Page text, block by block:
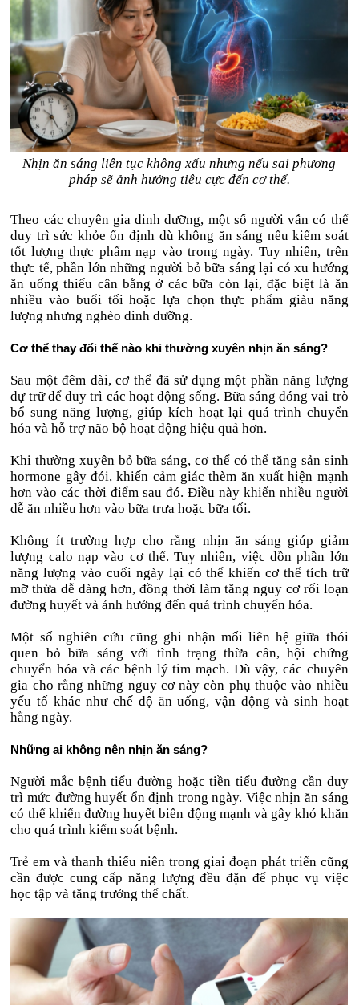
Nhịn ăn sáng liên tục không xấu nhưng nếu sai phương
pháp sẽ ảnh hưởng tiêu cực đến cơ thể.
Theo các chuyên gia dinh dưỡng, một số người vẫn có thể
duy trì sức khỏe ổn định dù không ăn sáng nếu kiểm soát
tốt lượng thực phẩm nạp vào trong ngày. Tuy nhiên, trên
thực tế, phần lớn những người bỏ bữa sáng lại có xu hướng
ăn uống thiếu cân bằng ở các bữa còn lại, đặc biệt là ăn
nhiều vào buổi tối hoặc lựa chọn thực phẩm giàu năng
lượng nhưng nghèo dinh dưỡng.
Cơ thể thay đổi thế nào khi thường xuyên nhịn ăn sáng?
Sau một đêm dài, cơ thể đã sử dụng một phần năng lượng
dự trữ để duy trì các hoạt động sống. Bữa sáng đóng vai trò
bổ sung năng lượng, giúp kích hoạt lại quá trình chuyển
hóa và hỗ trợ não bộ hoạt động hiệu quả hơn.
Khi thường xuyên bỏ bữa sáng, cơ thể có thể tăng sản sinh
hormone gây đói, khiến cảm giác thèm ăn xuất hiện mạnh
hơn vào các thời điểm sau đó. Điều này khiến nhiều người
dễ ăn nhiều hơn vào bữa trưa hoặc bữa tối.
Không ít trường hợp cho rằng nhịn ăn sáng giúp giảm
lượng calo nạp vào cơ thể. Tuy nhiên, việc dồn phần lớn
năng lượng vào cuối ngày lại có thể khiến cơ thể tích trữ
mỡ thừa dễ dàng hơn, đồng thời làm tăng nguy cơ rối loạn
đường huyết và ảnh hưởng đến quá trình chuyển hóa.
Một số nghiên cứu cũng ghi nhận mối liên hệ giữa thói
quen bỏ bữa sáng với tình trạng thừa cân, hội chứng
chuyển hóa và các bệnh lý tim mạch. Dù vậy, các chuyên
gia cho rằng những nguy cơ này còn phụ thuộc vào nhiều
yếu tố khác như chế độ ăn uống, vận động và sinh hoạt
hằng ngày.
Những ai không nên nhịn ăn sáng?
Người mắc bệnh tiểu đường hoặc tiền tiểu đường cần duy
trì mức đường huyết ổn định trong ngày. Việc nhịn ăn sáng
có thể khiến đường huyết biến động mạnh và gây khó khăn
cho quá trình kiểm soát bệnh.
Trẻ em và thanh thiếu niên trong giai đoạn phát triển cũng
cần được cung cấp năng lượng đều đặn để phục vụ việc
học tập và tăng trưởng thể chất.